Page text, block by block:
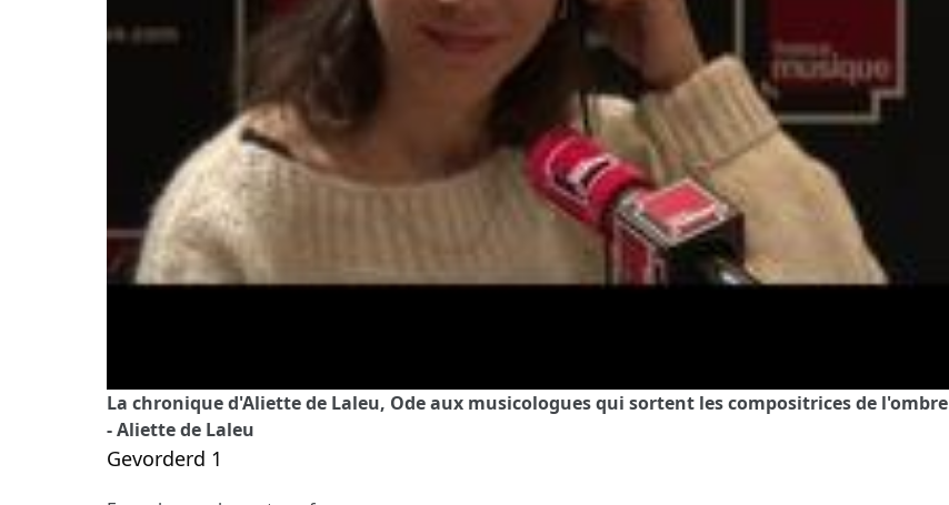
La chronique d'Aliette de Laleu, Ode aux musicologues qui sortent les compositrices de l'ombre
- Aliette de Laleu
Gevorderd 1